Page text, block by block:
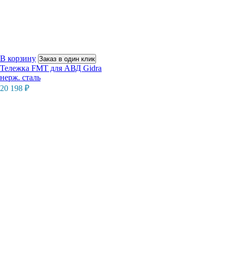
В корзину Заказ в один клик
Тележка FMT для АВД Gidra
нерж. сталь
20 198 ₽